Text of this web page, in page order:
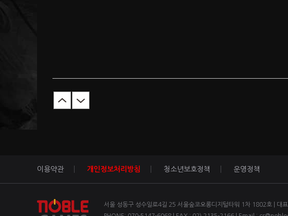
이용약관 개인정보처리방침 청소년보호정책 운영정책
서울 성동구 성수일로4길 25 서울숲코오롱디지털타워 1차 1802호 | 대